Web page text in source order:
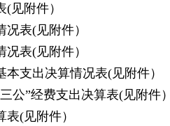
见附件）
况表(见附件）
况表(见附件）
本支出决算情况表(见附件）
公”经费支出决算表(见附件）
表(见附件）